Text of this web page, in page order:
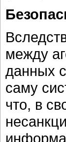
между
данных
саму
что, в